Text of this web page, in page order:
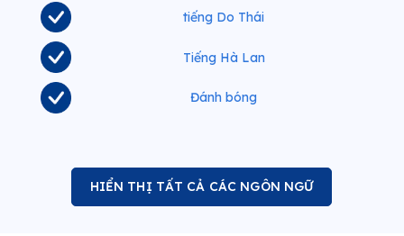
tiếng Do Thái
Tiếng Hà Lan
Đánh bóng
HIỂN THỊ TẤT CẢ CÁC NGÔN NGỮ